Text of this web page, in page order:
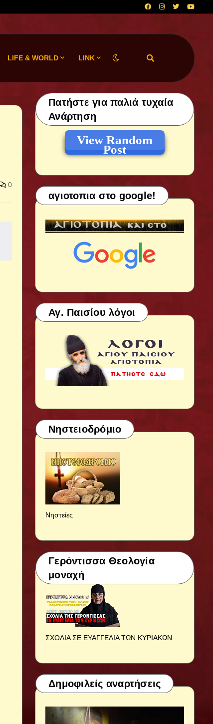
LIFE & WORLD LINK
0
Πατήστε για παλιά τυχαία
Ανάρτηση
View Random
Post
αγιοτοπια στο google!
Αγ. Παισίου λόγοι
Νηστειοδρόμιο
Νηστείες
Γερόντισσα Θεολογία
μοναχή
ΣΧΟΛΙΑ ΣΕ ΕΥΑΓΓΕΛΙΑ ΤΩΝ ΚΥΡΙΑΚΩΝ
Δημοφιλείς αναρτήσεις